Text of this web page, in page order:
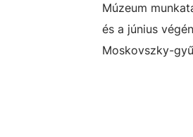
Múzeum
és a június
Moskovszky-